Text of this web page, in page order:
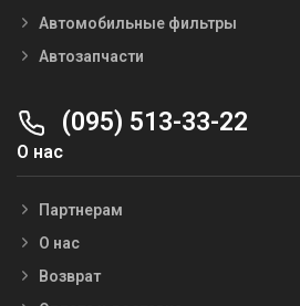
Автомобильные фильтры
Автозапчасти
(095) 513-33-22
О нас
Партнерам
О нас
Возврат